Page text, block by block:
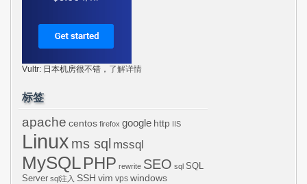
Vultr: 日本机房很不错， 了解详情
标签
apache centos firefox google http IIS
Linux ms sql mssql
MySQLPHP rewrite SEO sql SQL
Server sql注入 SSH vim vps windows